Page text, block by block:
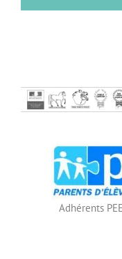
Adhérents